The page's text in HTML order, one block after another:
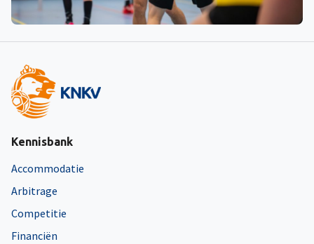
Kennisbank
Accommodatie
Arbitrage
Competitie
Financiën